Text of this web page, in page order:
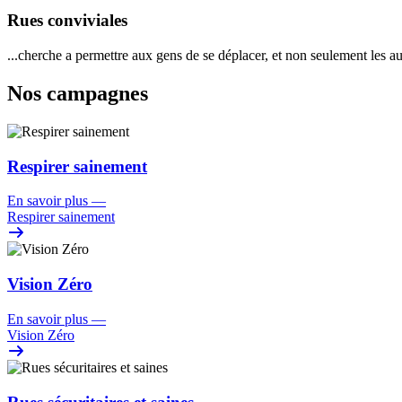
Rues conviviales
...cherche a permettre aux gens de se déplacer, et non seulement les
Nos campagnes
Respirer sainement
En savoir plus —
Respirer sainement
Vision Zéro
En savoir plus —
Vision Zéro